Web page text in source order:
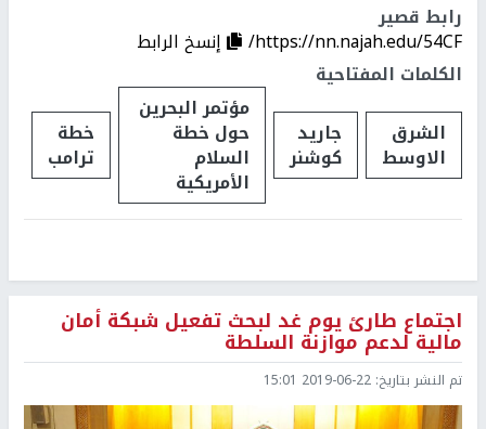
رابط قصير
https://nn.najah.edu/54CF/
إنسخ الرابط
الكلمات المفتاحية
الشرق
الاوسط
جاريد
كوشنر
مؤتمر البحرين
حول خطة
السلام
الأمريكية
خطة
ترامب
اجتماع طارئ يوم غد لبحث تفعيل شبكة أمان
مالية لدعم موازنة السلطة
تم النشر بتاريخ: 2019-06-22 15:01